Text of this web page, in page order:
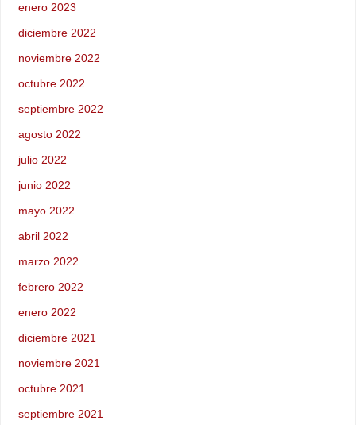
enero 2023
diciembre 2022
noviembre 2022
octubre 2022
septiembre 2022
agosto 2022
julio 2022
junio 2022
mayo 2022
abril 2022
marzo 2022
febrero 2022
enero 2022
diciembre 2021
noviembre 2021
octubre 2021
septiembre 2021